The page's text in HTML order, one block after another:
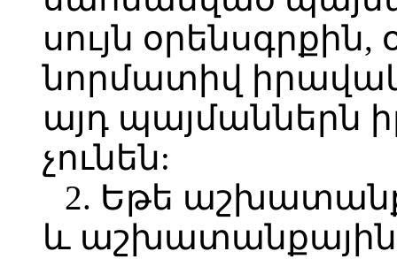
սույն օրենսգրքին,
նորմատիվ
այդ պայմաններն
չունեն:
2. Եթե
և աշխատանքային